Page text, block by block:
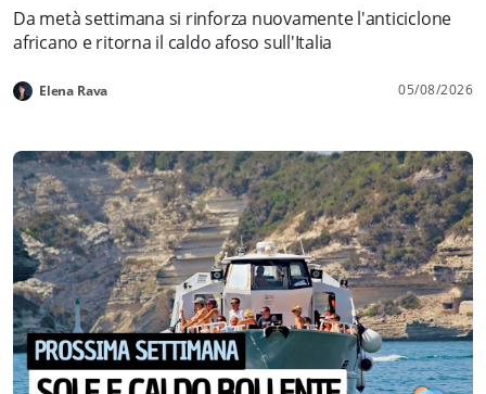
Da metà settimana si rinforza nuovamente l'anticiclone
africano e ritorna il caldo afoso sull'Italia
Elena Rava 05/08/2026